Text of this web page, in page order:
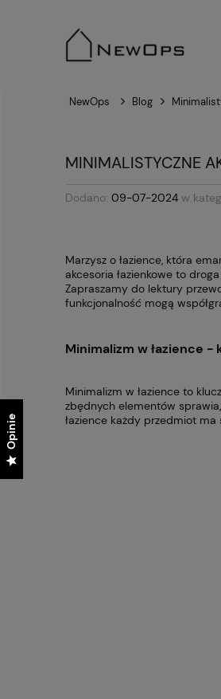
NewOps Blog
MINIMALISTYCZNE
Dodano: 09-07-2024 w
Marzysz o łazience, która
akcesoria łazienkowe to
Zapraszamy do lektury
funkcjonalność mogą
Minimalizm w łazience -
Minimalizm w łazience to
zbędnych elementów
łazience każdy przedmiot
Opinie